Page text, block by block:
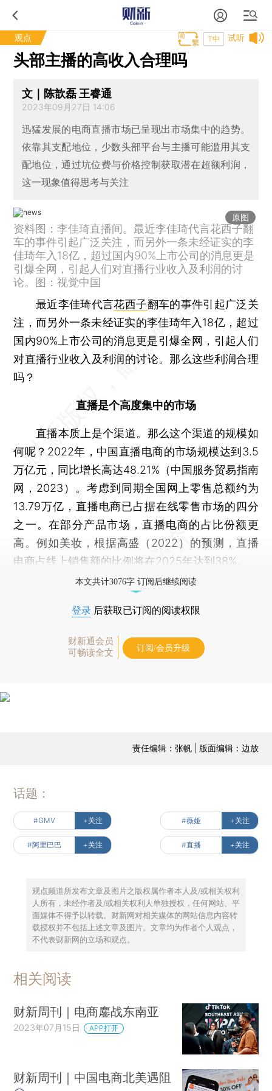
观点 试听
T中
头部主播的高收入合理吗
文｜陈歆磊 王睿通
2023年09月27日 14:06
迅猛发展的电商直播市场已呈现出市场集中的趋势。
依靠其支配地位，少数头部平台与主播可能滥用其支
配地位，通过坑位费与价格控制获取潜在超额利润，
这一现象值得思考与关注
原图
资料图：李佳琦直播间。最近李佳琦代言花西子翻
车的事件引起广泛关注，而另外一条未经证实的李
佳琦年入18亿，超过国内90%上市公司的消息更是
引爆全网，引起人们对直播行业收入及利润的讨
论。图：视觉中国
最近李佳琦代言花西子翻车的事件引起广泛关
注，而另外一条未经证实的李佳琦年入18亿，超过
国内90%上市公司的消息更是引爆全网，引起人们
对直播行业收入及利润的讨论。那么这些利润合理
吗？
直播是个高度集中的市场
直播本质上是个渠道。那么这个渠道的规模如
何呢？2022年，中国直播电商的市场规模达到3.5
万亿元，同比增长高达48.21%（中国服务贸易指南
网，2023）。考虑到同期全国网上零售总额约为
13.79万亿，直播电商已占据在线零售市场的四分
之一。在部分产品市场，直播电商的占比份额更
高。例如美妆，根据高盛（2022）的预测，直播
电商占线上销售额的比例将在2025年达到38%。
本文共计3076字 订阅后继续阅读
登录 后获取已订阅的阅读权限
财新通会员
可畅读全文
订阅/会员升级
责任编辑：张帆 | 版面编辑：边放
话题：
#GMV +关注 #薇娅 +关注
#阿里巴巴 +关注 #直播 +关注
观点频道所发布文章及图片之版权属作者本人及/或相关权利
人所有，未经作者及/或相关权利人单独授权，任何网站、平
面媒体不得予以转载。财新网对相关媒体的网站信息内容转
载授权并不包括上述文章及图片。文章均为作者个人观点，
不代表财新网的立场和观点。
相关阅读
财新周刊｜电商鏖战东南亚
2023年07月15日 APP打开
财新周刊｜中国电商北美遇阻